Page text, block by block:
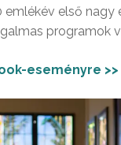
emlékév első nagy
programok
eseményre >>